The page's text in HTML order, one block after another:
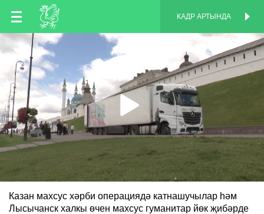
TT
RU
КАДР АРТЫНДА
Казан махсус хәрби операциядә катнашучылар һәм
Лысычанск халкы өчен махсус гуманитар йөк җибәрде
КАДР АРТЫНДА